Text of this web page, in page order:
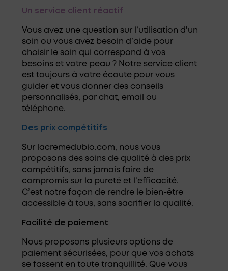
Un service client réactif
Vous avez une question sur l’utilisation d'un
soin ou vous avez besoin d’aide pour
choisir le soin qui correspond à vos
besoins et votre peau ? Notre service client
est toujours à votre écoute pour vous
guider et vous donner des conseils
personnalisés, par chat, email ou
téléphone.
Des prix compétitifs
Sur lacremedubio.com, nous vous
proposons des soins de qualité à des prix
compétitifs, sans jamais faire de
compromis sur la pureté et l’efficacité.
C’est notre façon de rendre le bien-être
accessible à tous, sans sacrifier la qualité.
Facilité de paiement
Nous proposons plusieurs options de
paiement sécurisées, pour que vos achats
se fassent en toute tranquillité. Que vous